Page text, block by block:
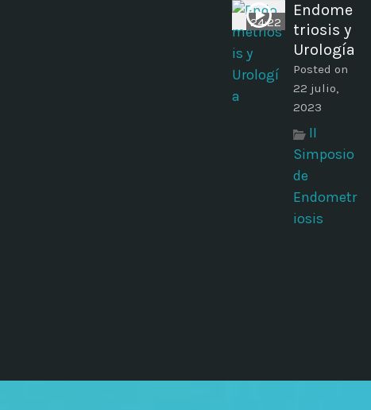
24:22
Endome
triosis y
Urología
Posted on
22 julio,
2023
II
Simposio
de
Endometr
iosis